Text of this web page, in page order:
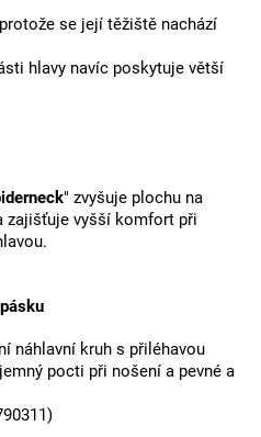
se její těžiště nachází
hlavy navíc poskytuje větší
" zvyšuje plochu na
zajišťuje vyšší komfort při
náhlavní kruh s přiléhavou
pocti při nošení a pevné a